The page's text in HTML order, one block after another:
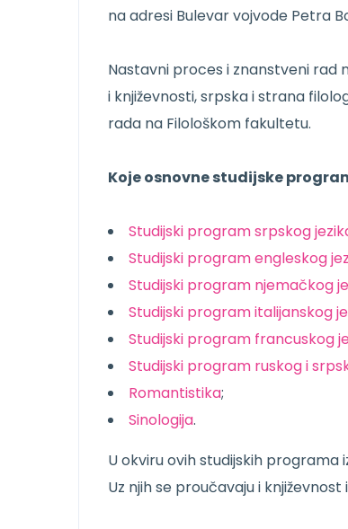
na adresi Bulevar vojvode Petra
Nastavni proces i znanstveni rad
i književnosti, srpska i strana
rada na Filološkom fakultetu.
Koje osnovne studijske
Studijski program srpskog
Studijski program engleskog
Studijski program njemačkog
Studijski program italijanskog
Studijski program francuskog
Studijski program ruskog i
Romantistika;
Sinologija.
U okviru ovih studijskih programa
Uz njih se proučavaju i